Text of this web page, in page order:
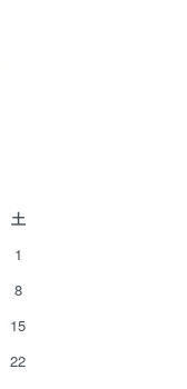
土
1
8
15
22